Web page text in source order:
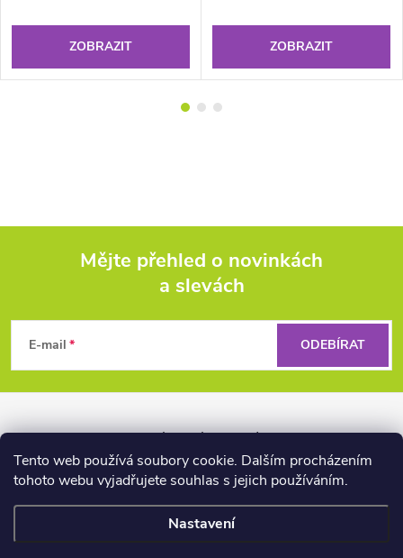
Tento web používá soubory cookie. Dalším procházením
tohoto webu vyjadřujete souhlas s jejich používáním.
Nastavení
ZOBRAZIT ZOBRAZIT
p
a
Mějte přehled o novinkách
a slevách
E-mail ODEBÍRAT
Kontakt Obchodní podmínky
Práva z vad a reklamace
Záruka Liquid Force
Reklamační řád pro firmy